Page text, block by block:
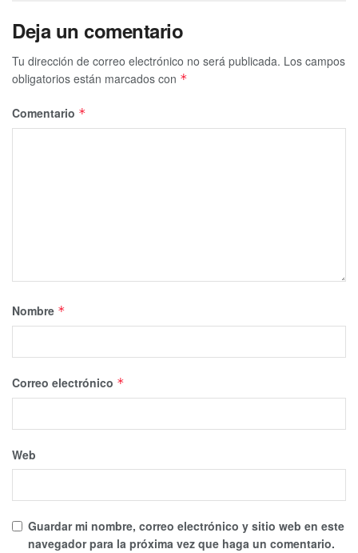
Deja un comentario
Tu dirección de correo electrónico no será publicada. Los campos
obligatorios están marcados con *
Comentario *
Nombre *
Correo electrónico *
Web
Guardar mi nombre, correo electrónico y sitio web en este
navegador para la próxima vez que haga un comentario.